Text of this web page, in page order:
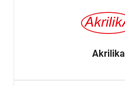
Akrilika